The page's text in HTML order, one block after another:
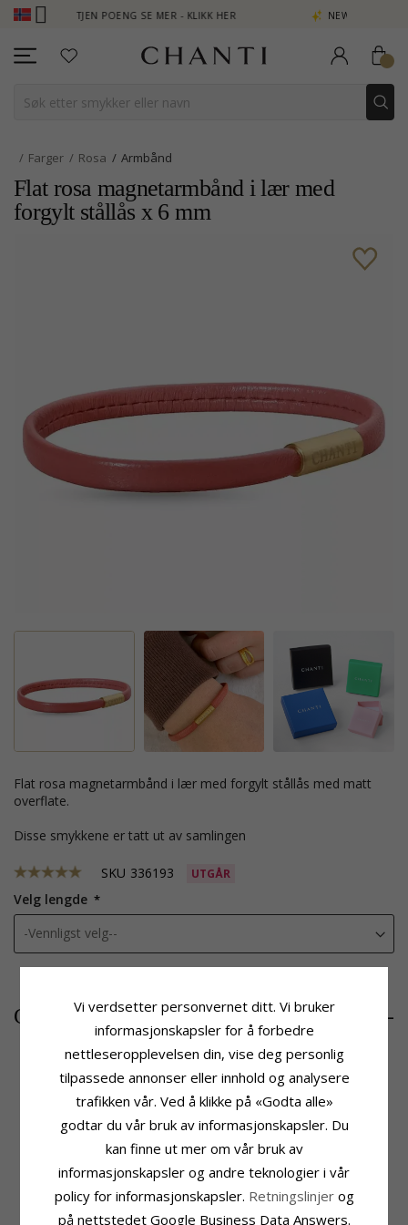
- TJEN POENG SE MER - KLIKK HER NEW COLLECTION | AURA
Farger Rosa Armbånd
Flat rosa magnetarmbånd i lær med
forgylt stållås x 6 mm
flat rosa magnetarmbånd i lær med forgylt stållås med matt
overflate.
Disse smykkene er tatt ut av samlingen
SKU 336193 UTGÅR
Velg lengde
CHANTI-pris 228,-
Produktinformasjon
Flat
Farge:Rosa
Magnetarmbånd
Edelmetall:
Lær Med Forgylt Stållås
Overflate:
Matt
Størrelse
Trådtykkelse:
6 mm
6 mm
Leveringstid
Ca. 5-10 Hverdager
Vi verdsetter personvernet ditt. Vi bruker
informasjonskapsler for å forbedre
nettleseropplevelsen din, vise deg personlig
tilpassede annonser eller innhold og analysere
trafikken vår. Ved å klikke på «Godta alle»
godtar du vår bruk av informasjonskapsler. Du
kan finne ut mer om vår bruk av
informasjonskapsler og andre teknologier i vår
policy for informasjonskapsler. Retningslinjer og
på nettstedet Google Business Data Answers.